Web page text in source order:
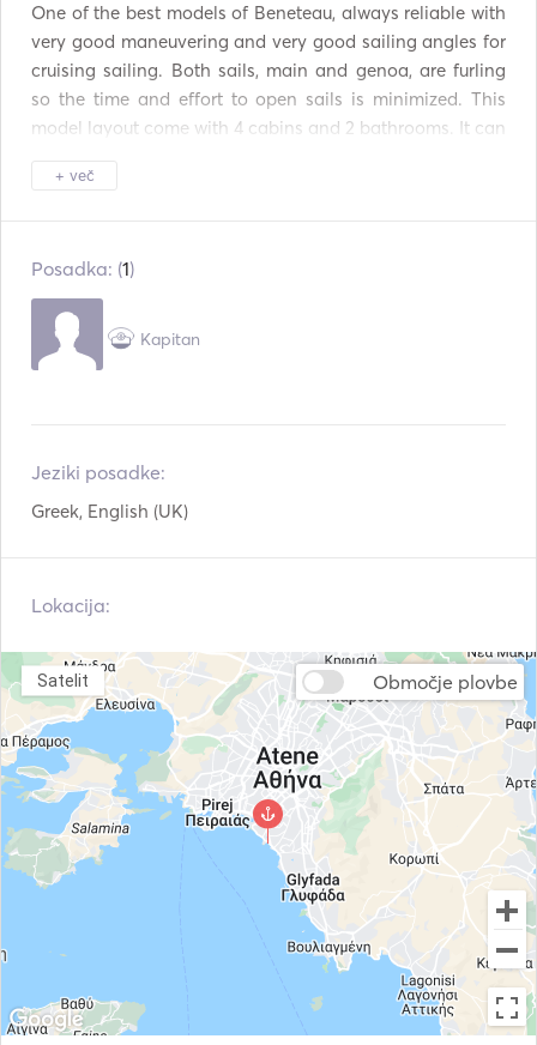
Jedilni pribor / kozarci
/ posoda
Vroče plošče
Pomožna povezava Povezava USB
Mp3 predvajalnik /
One of the best models of Beneteau, always reliable with
very good maneuvering and very good sailing angles for
cruising sailing. Both sails, main and genoa, are furling
so the time and effort to open sails is minimized. This
model layout come with 4 cabins and 2 bathrooms. It can
beds and 2 of them in a bank bed. Plus, the table in the
OPTIONAL EXTRAS
+ več
Posadka: (1)
Kapitan
Jeziki posadke:
Greek, English (UK)
Lokacija:
Območje plovbe
Satelit